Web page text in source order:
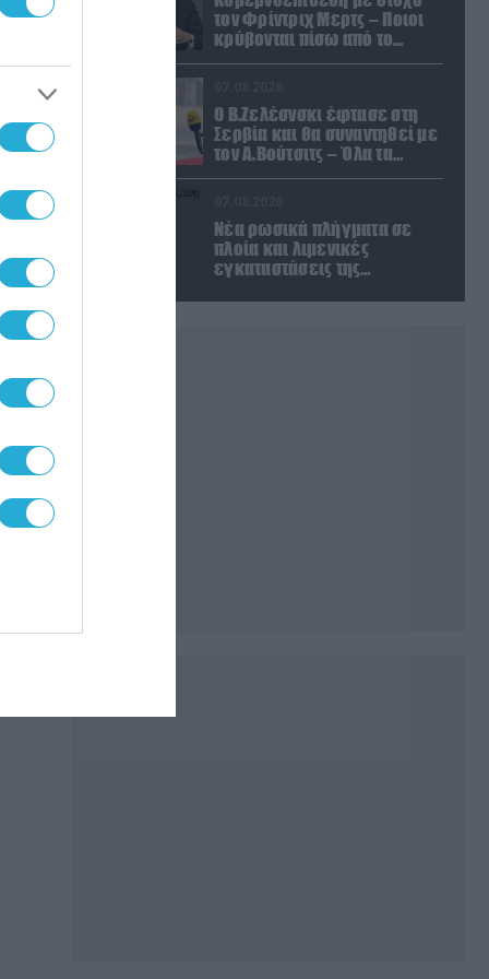
τον Φρίντριχ Μερτς – Ποιοι
κρύβονται πίσω από το
παραποιημένο βίντεο
Ο Β.Ζελέσνσκι έφτασε στη
Σερβία και θα συναντηθεί με
τον Α.Βούτσιτς – Όλα τα
βλέμματα στις σχέσεις με τη
Νέα ρωσικά πλήγματα σε
πλοία και λιμενικές
εγκαταστάσεις της
Κριμαία